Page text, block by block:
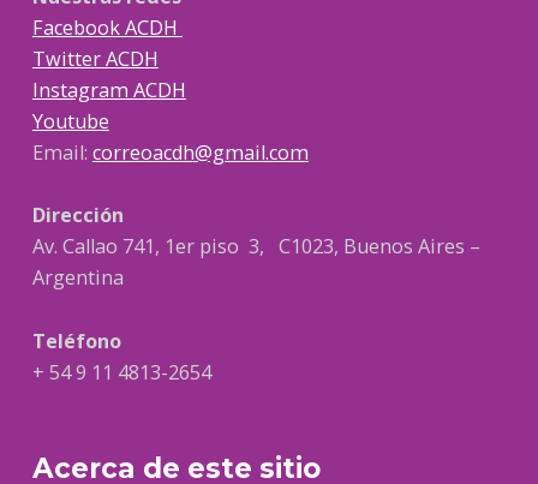
Facebook ACDH
Twitter ACDH
Instagram ACDH
Youtube
Email: correoacdh@gmail.com
Dirección
Av. Callao 741, 1er piso 3, C1023, Buenos Aires –
Argentina
Teléfono
+ 54 9 11 4813-2654
Acerca de este sitio